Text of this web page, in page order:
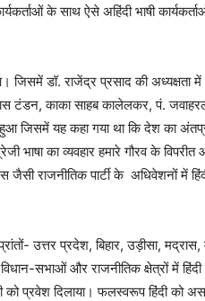
के साथ ऐसे अहिंदी भाषी
डॉ. राजेंद्र प्रसाद की अध्यक्षता में
टंडन, काका साहब कालेलकर, पं.
जिसमें यह कहा गया था कि देश का
भाषा का व्यवहार हमारे गौरव के विपरीत
राजनीतिक पार्टी के अधिवेशनों में
उत्तर प्रदेश, बिहार, उड़ीसा, मद्रास,
सभाओं और राजनीतिक क्षेत्रों में
प्रवेश दिलाया। फलस्वरूप हिंदी को